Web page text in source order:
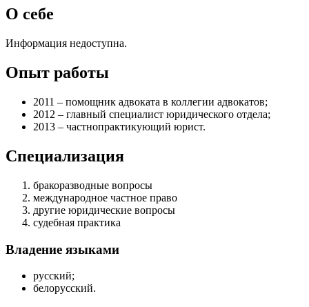
О себе
Информация недоступна.
Опыт работы
2011 – помощник адвоката в коллегии адвокатов;
2012 – главный специалист юридического отдела;
2013 – частнопрактикующий юрист.
Специализация
бракоразводные вопросы
международное частное право
другие юридические вопросы
судебная практика
Владение языками
русский;
белорусский.